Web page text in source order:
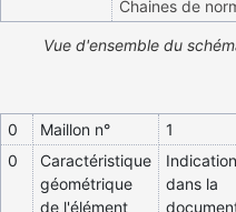
Vue d'ensemble du
Chaines de
0 Maillon n° 1
0
Caractéristique
géométrique
de l'élément
Indication
dans la